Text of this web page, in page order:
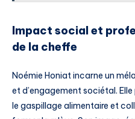
Impact social et
de la cheffe
Noémie Honiat incarne un
et d’engagement sociétal.
le gaspillage alimentaire et